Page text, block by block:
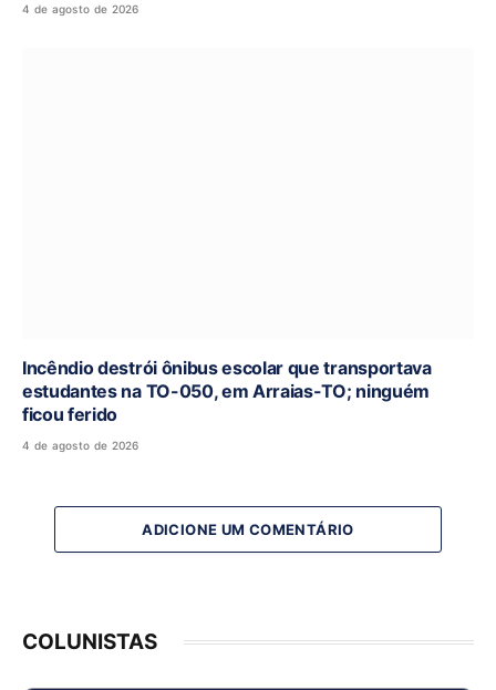
4 de agosto de 2026
Incêndio destrói ônibus escolar que transportava
estudantes na TO-050, em Arraias-TO; ninguém
ficou ferido
4 de agosto de 2026
ADICIONE UM COMENTÁRIO
COLUNISTAS